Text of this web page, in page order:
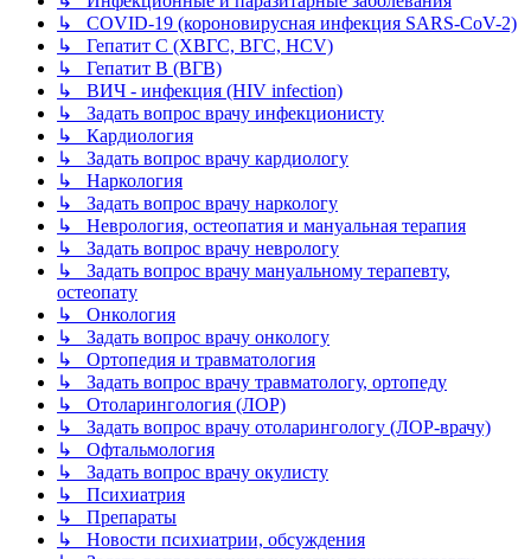
↳ COVID-19 (короновирусная инфекция SARS-CoV-2)
↳ Гепатит C (ХВГС, ВГС, HCV)
↳ Гепатит B (ВГВ)
↳ ВИЧ - инфекция (HIV infection)
↳ Задать вопрос врачу инфекционисту
↳ Кардиология
↳ Задать вопрос врачу кардиологу
↳ Наркология
↳ Задать вопрос врачу наркологу
↳ Неврология, остеопатия и мануальная терапия
↳ Задать вопрос врачу неврологу
↳ Задать вопрос врачу мануальному терапевту,
остеопату
↳ Онкология
↳ Задать вопрос врачу онкологу
↳ Ортопедия и травматология
↳ Задать вопрос врачу травматологу, ортопеду
↳ Отоларингология (ЛОР)
↳ Задать вопрос врачу отоларингологу (ЛОР-врачу)
↳ Офтальмология
↳ Задать вопрос врачу окулисту
↳ Психиатрия
↳ Препараты
↳ Новости психиатрии, обсуждения